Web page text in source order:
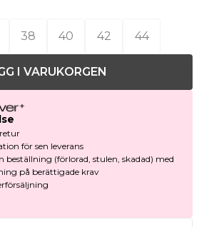
38 40 42 44
I VARUKORGEN
för sen leverans
beställning (förlorad, stulen, skadad) med
på berättigade krav